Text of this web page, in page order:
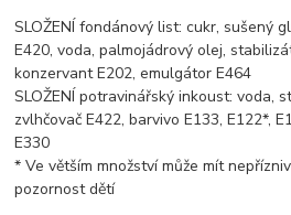
SLOŽENÍ fondánový list: cukr, sušený
E420, voda, palmojádrový olej,
konzervant E202, emulgátor E464
SLOŽENÍ potravinářský inkoust: voda,
zvlhčovač E422, barvivo E133, E122*,
E330
* Ve větším množství může mít
pozornost dětí